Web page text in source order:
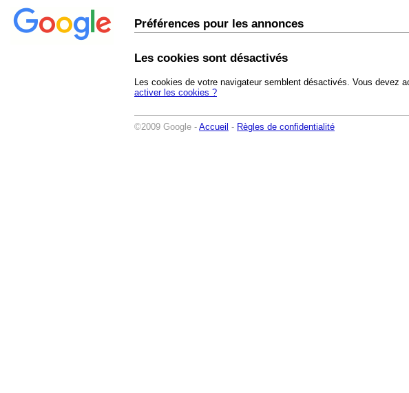
Préférences pour les annonces
Les cookies sont désactivés
Les cookies de votre navigateur semblent désactivés. Vous devez
activer les cookies ?
©2009 Google - Accueil - Règles de confidentialité